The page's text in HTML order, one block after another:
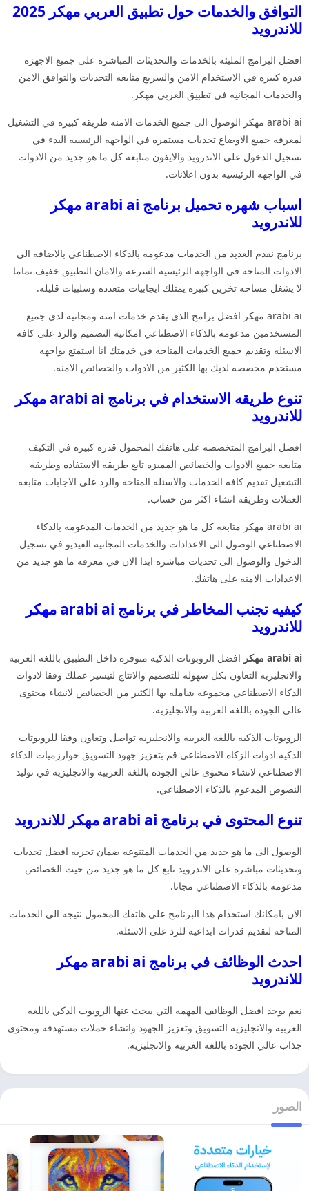
التوافق والخدمات حول تطبيق العربي مهكر 2025
للاندرويد
افضل البرامج المليئه بالخدمات والتحديثات المباشره على جميع الاجهزه
قدره كبيره في الاستخدام الامن والسريع متابعه التحديات والتوافق الامن
والخدمات المجانيه في تطبيق العربي مهكر.
arabi ai مهكر الوصول الى جميع الخدمات الامنه طريقه كبيره في التشغيل
لمعرفه جميع الاوضاع تحديات مستمره في الواجهه الرئيسيه البدء في
تسجيل الدخول على الاندرويد والايفون متابعه كل ما هو جديد من الادوات
في الواجهه الرئيسيه بدون اعلانات.
اسباب شهره تحميل برنامج arabi ai مهكر
للاندرويد
برنامج نقدم العديد من الخدمات مدعومه بالذكاء الاصطناعي بالاضافه الى
الادوات المتاحه في الواجهه الرئيسيه السرعه والامان التطبيق خفيف تماما
لا يشغل مساحه تخزين كبيره يمتلك ايجابيات متعدده وسلبيات قليله.
arabi ai مهكر افضل برامج الذي يقدم خدمات امنه ومجانيه لدى جميع
المستخدمين مدعومه بالذكاء الاصطناعي امكانيه التصميم والرد على كافه
الاسئله وتقديم جميع الخدمات المتاحه في خدمتك انا استمتع بواجهه
مستخدم مخصصه لديك بها الكثير من الادوات والخصائص الامنه.
تنوع طريقه الاستخدام في برنامج arabi ai مهكر
للاندرويد
افضل البرامج المتخصصه على هاتفك المحمول قدره كبيره في التكيف
متابعه جميع الادوات والخصائص المميزه تابع طريقه الاستفاده وطريقه
التشغيل تقديم كافه الخدمات والاسئله المتاحه والرد على الاجابات متابعه
العملات وطريقه انشاء اكثر من حساب.
arabi ai مهكر متابعه كل ما هو جديد من الخدمات المدعومه بالذكاء
الاصطناعي الوصول الى الاعدادات والخدمات المجانيه الفيديو في تسجيل
الدخول والوصول الى تحديات مباشره ابدا الان في معرفه ما هو جديد من
الاعدادات الامنه على هاتفك.
كيفيه تجنب المخاطر في برنامج arabi ai مهكر
للاندرويد
arabi ai مهكر
افضل الروبوتات الذكيه متوفره داخل التطبيق باللغه العربيه
والانجليزيه التعاون بكل سهوله للتصميم والانتاج لتيسير عملك وفقا لادوات
الذكاء الاصطناعي مجموعه شامله بها الكثير من الخصائص لانشاء محتوى
عالي الجوده باللغه العربيه والانجليزيه.
الروبوتات الذكيه باللغه العربيه والانجليزيه تواصل وتعاون وفقا للروبوتات
الذكيه ادوات الزكاه الاصطناعي قم بتعزيز جهود التسويق خوارزميات الذكاء
الاصطناعي لانشاء محتوى عالي الجوده باللغه العربيه والانجليزيه في توليد
النصوص المدعوم بالذكاء الاصطناعي.
تنوع المحتوى في برنامج arabi ai مهكر للاندرويد
الوصول الى ما هو جديد من الخدمات المتنوعه ضمان تجربه افضل تحديات
وتحديثات مباشره على الاندرويد تابع كل ما هو جديد من حيث الخصائص
مدعومه بالذكاء الاصطناعي مجانا.
الان بامكانك استخدام هذا البرنامج على هاتفك المحمول نتيجه الى الخدمات
المتاحه لتقديم قدرات ابداعيه للرد على الاسئله.
احدث الوظائف في برنامج arabi ai مهكر
للاندرويد
نعم يوجد افضل الوظائف المهمه التي يبحث عنها الروبوت الذكي باللغه
العربيه والانجليزيه التسويق وتعزيز الجهود وانشاء حملات مستهدفه ومحتوى
جذاب عالي الجوده باللغه العربيه والانجليزيه.
الصور